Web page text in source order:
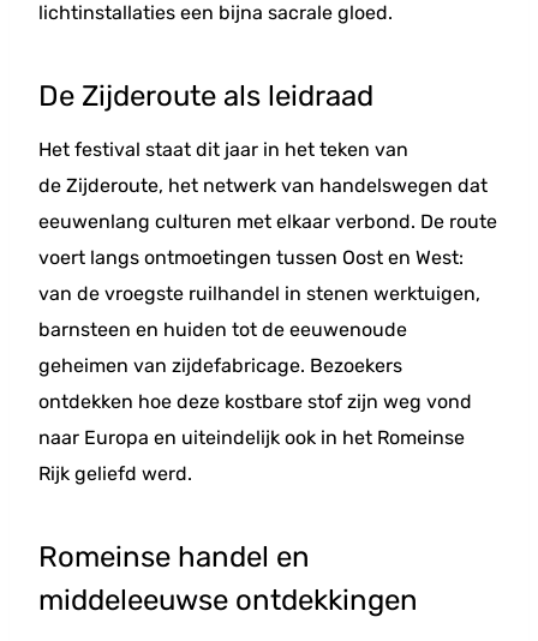
lichtinstallaties een bijna sacrale gloed.
De Zijderoute als leidraad
Het festival staat dit jaar in het teken van
de Zijderoute, het netwerk van handelswegen dat
eeuwenlang culturen met elkaar verbond. De route
voert langs ontmoetingen tussen Oost en West:
van de vroegste ruilhandel in stenen werktuigen,
barnsteen en huiden tot de eeuwenoude
geheimen van zijdefabricage. Bezoekers
ontdekken hoe deze kostbare stof zijn weg vond
naar Europa en uiteindelijk ook in het Romeinse
Rijk geliefd werd.
Romeinse handel en
middeleeuwse ontdekkingen